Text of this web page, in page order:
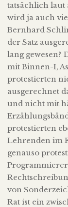
tatsächlich laut
wird ja auch
Bernhard
der Satz
lang gewesen?
mit Binnen-I,
protestierten
ausgerechnet
und nicht mit
protestierten
Lehrenden im
genauso
von
Rat ist ein